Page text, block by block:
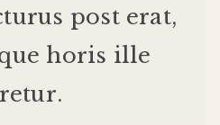
post erat,
horis ille
.